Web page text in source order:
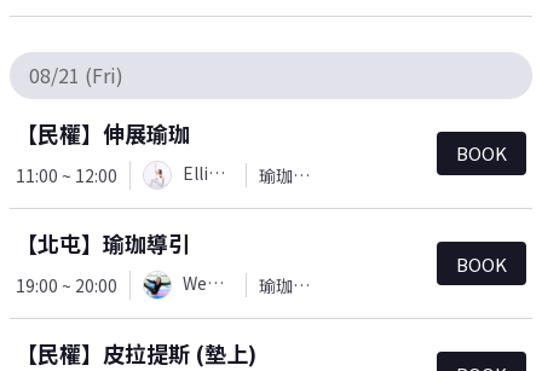
08/21 (Fri)
【民權】伸展瑜珈
11:00 ~ 12:00 Ellie(Yu) 瑜珈＆皮拉提斯
BOOK
【北屯】瑜珈導引
19:00 ~ 20:00 Wendy 瑜珈＆皮拉提斯
BOOK
【民權】皮拉提斯 (墊上)